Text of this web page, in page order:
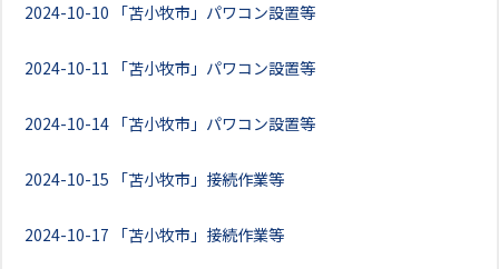
2024-10-10 「苫小牧市」パワコン設置等
2024-10-11 「苫小牧市」パワコン設置等
2024-10-14 「苫小牧市」パワコン設置等
2024-10-15 「苫小牧市」接続作業等
2024-10-17 「苫小牧市」接続作業等